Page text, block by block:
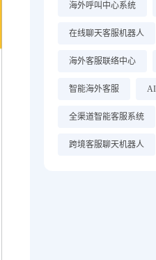
海外呼叫中心系统
在线聊天客服机器人
海外客服联络中心
智能海外客服
全渠道智能客服系统
跨境客服聊天机器人